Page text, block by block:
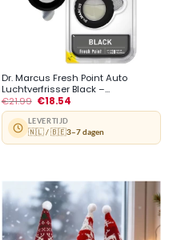
Dr. Marcus Fresh Point Auto
Luchtverfrisser Black –...
€21.99 €18.54
LEVERTIJD
🇳🇱 / 🇧🇪3–7 dagen